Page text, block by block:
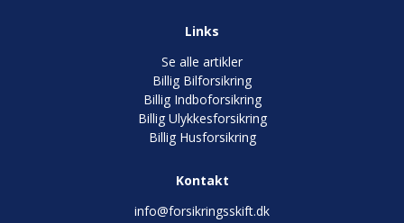
Links
Se alle artikler
Billig Bilforsikring
Billig Indboforsikring
Billig Ulykkesforsikring
Billig Husforsikring
Kontakt
info@forsikringsskift.dk